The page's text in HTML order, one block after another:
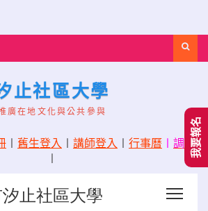
止社區大學
廣在地文化與公共參與
舊生登入 講師登入 行事曆
調課我要報名